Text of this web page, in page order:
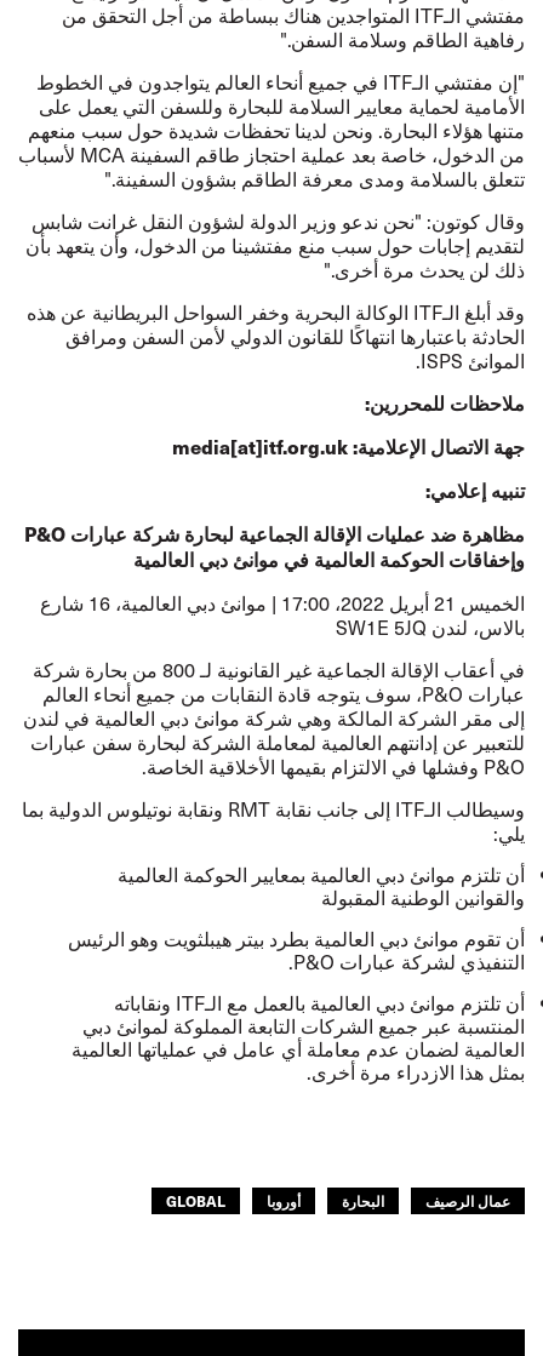
مفتشي الـITF المتواجدين هناك ببساطة من أجل التحقق من
رفاهية الطاقم وسلامة السفن."
"إن مفتشي الـITF في جميع أنحاء العالم يتواجدون في الخطوط
الأمامية لحماية معايير السلامة للبحارة وللسفن التي يعمل على
متنها هؤلاء البحارة. ونحن لدينا تحفظات شديدة حول سبب منعهم
من الدخول، خاصة بعد عملية احتجاز طاقم السفينة MCA لأسباب
تتعلق بالسلامة ومدى معرفة الطاقم بشؤون السفينة."
وقال كوتون: "نحن ندعو وزير الدولة لشؤون النقل غرانت شابس
لتقديم إجابات حول سبب منع مفتشينا من الدخول، وأن يتعهد بأن
ذلك لن يحدث مرة أخرى."
وقد أبلغ الـITF الوكالة البحرية وخفر السواحل البريطانية عن هذه
الحادثة باعتبارها انتهاكًا للقانون الدولي لأمن السفن ومرافق
الموانئ ISPS.
ملاحظات للمحررين:
جهة الاتصال الإعلامية: media[at]itf.org.uk
تنبيه إعلامي:
مظاهرة ضد عمليات الإقالة الجماعية لبحارة شركة عبارات P&O
وإخفاقات الحوكمة العالمية في موانئ دبي العالمية
الخميس 21 أبريل 2022، 17:00 | موانئ دبي العالمية، 16 شارع
بالاس، لندن SW1E 5JQ
في أعقاب الإقالة الجماعية غير القانونية لـ 800 من بحارة شركة
عبارات P&O، سوف يتوجه قادة النقابات من جميع أنحاء العالم
إلى مقر الشركة المالكة وهي شركة موانئ دبي العالمية في لندن
للتعبير عن إدانتهم العالمية لمعاملة الشركة لبحارة سفن عبارات
P&O وفشلها في الالتزام بقيمها الأخلاقية الخاصة.
وسيطالب الـITF إلى جانب نقابة RMT ونقابة نوتيلوس الدولية بما
يلي:
أن تلتزم موانئ دبي العالمية بمعايير الحوكمة العالمية
والقوانين الوطنية المقبولة
أن تقوم موانئ دبي العالمية بطرد بيتر هيبلثويت وهو الرئيس
التنفيذي لشركة عبارات P&O‏.
أن تلتزم موانئ دبي العالمية بالعمل مع الـITF ونقاباته
المنتسبة عبر جميع الشركات التابعة المملوكة لموانئ دبي
العالمية لضمان عدم معاملة أي عامل في عملياتها العالمية
بمثل هذا الازدراء مرة أخرى.
عمال الرصيف البحارة أوروبا GLOBAL